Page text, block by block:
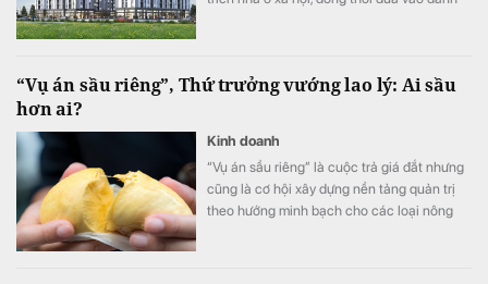
“Vụ án sầu riêng”, Thứ trưởng vướng lao lý: Ai sầu
hơn ai?
Kinh doanh
“Vụ án sầu riêng” là cuộc trả giá đắt nhưng
cũng là cơ hội xây dựng nền tảng quản trị
theo hướng minh bạch cho các loại nông